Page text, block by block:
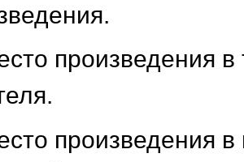
произведения в
произведения в